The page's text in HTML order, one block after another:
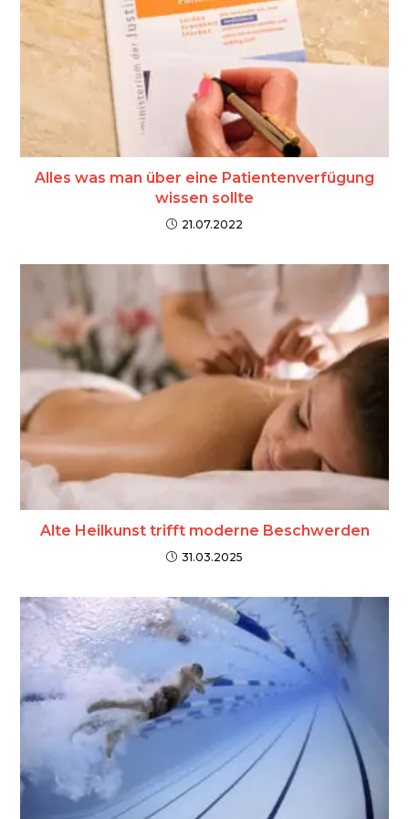
Alles was man über eine Patientenverfügung
wissen sollte
21.07.2022
Alte Heilkunst trifft moderne Beschwerden
31.03.2025